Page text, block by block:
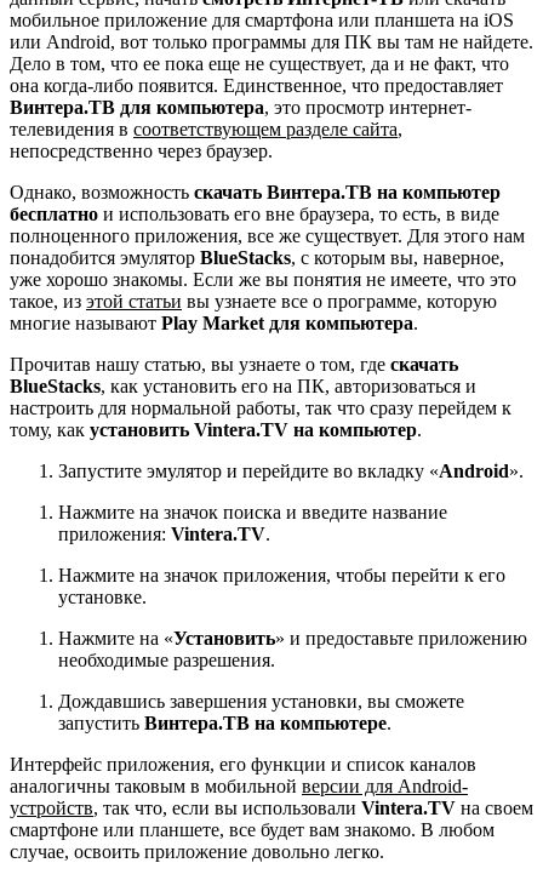
мобильное приложение для смартфона или планшета на iOS
или Android, вот только программы для ПК вы там не найдете.
Дело в том, что ее пока еще не существует, да и не факт, что
она когда-либо появится. Единственное, что предоставляет
Винтера.ТВ для компьютера, это просмотр интернет-
телевидения в соответствующем разделе сайта,
непосредственно через браузер.
Однако, возможность скачать Винтера.ТВ на компьютер
бесплатно и использовать его вне браузера, то есть, в виде
полноценного приложения, все же существует. Для этого нам
понадобится эмулятор BlueStacks, с которым вы, наверное,
уже хорошо знакомы. Если же вы понятия не имеете, что это
такое, из этой статьи вы узнаете все о программе, которую
многие называют Play Market для компьютера.
Прочитав нашу статью, вы узнаете о том, где скачать
BlueStacks, как установить его на ПК, авторизоваться и
настроить для нормальной работы, так что сразу перейдем к
тому, как установить Vintera.TV на компьютер.
Запустите эмулятор и перейдите во вкладку «Android».
Нажмите на значок поиска и введите название
приложения: Vintera.TV.
Нажмите на значок приложения, чтобы перейти к его
установке.
Нажмите на «Установить» и предоставьте приложению
необходимые разрешения.
Дождавшись завершения установки, вы сможете
запустить Винтера.ТВ на компьютере.
Интерфейс приложения, его функции и список каналов
аналогичны таковым в мобильной версии для Android-
устройств, так что, если вы использовали Vintera.TV на своем
смартфоне или планшете, все будет вам знакомо. В любом
случае, освоить приложение довольно легко.